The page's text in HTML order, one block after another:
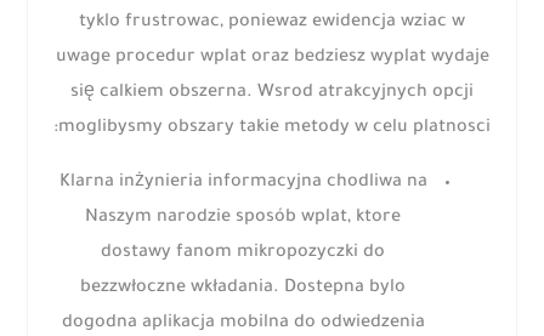
tyklo frustrowac, poniewaz ewidencja wziac w
uwage procedur wplat oraz bedziesz wyplat wydaje
się calkiem obszerna. Wsrod atrakcyjnych opcji
moglibysmy obszary takie metody w celu platnosci:
Klarna inżynieria informacyjna chodliwa na
Naszym narodzie sposób wplat, ktore
dostawy fanom mikropozyczki do
bezzwłoczne wkładania. Dostepna bylo
dogodna aplikacja mobilna do odwiedzenia